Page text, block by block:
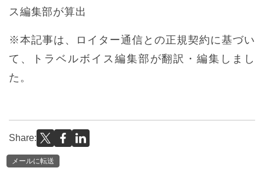
ス編集部が算出
※本記事は、ロイター通信との正規契約に基づい
て、トラベルボイス編集部が翻訳・編集しまし
た。
Share:
メールに転送